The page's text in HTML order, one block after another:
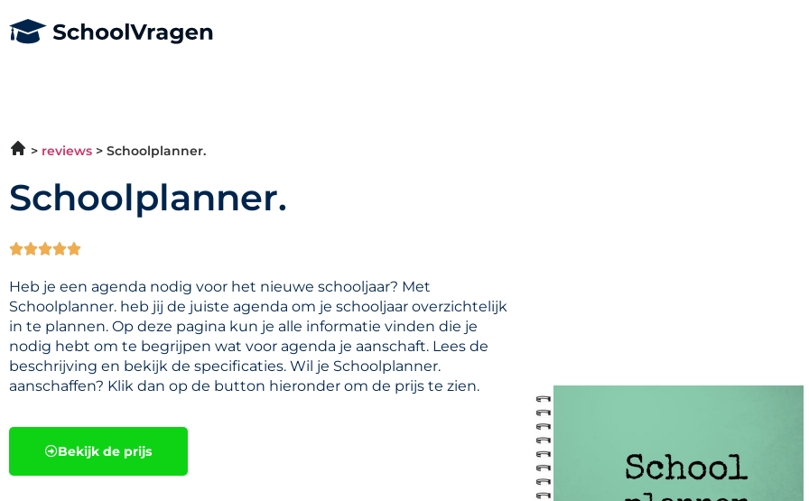
reviews Schoolplanner.
Schoolplanner.

Heb je een agenda nodig voor het nieuwe schooljaar? Met
Schoolplanner. heb jij de juiste agenda om je schooljaar overzichtelijk
in te plannen. Op deze pagina kun je alle informatie vinden die je
nodig hebt om te begrijpen wat voor agenda je aanschaft. Lees de
beschrijving en bekijk de specificaties. Wil je Schoolplanner.
aanschaffen? Klik dan op de button hieronder om de prijs te zien.
Bekijk de prijs